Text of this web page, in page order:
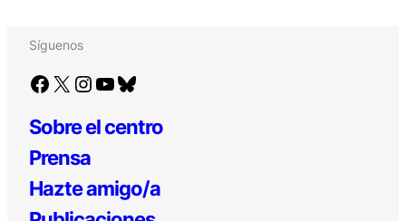
Síguenos
Facebook X Instagram YouTube Bluesky
Sobre el centro
Prensa
Hazte amigo/a